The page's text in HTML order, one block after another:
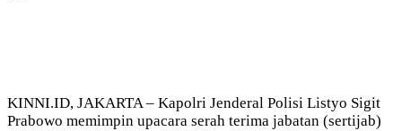
KINNI.ID, JAKARTA – Kapolri Jenderal Polisi Listyo Sigit
Prabowo memimpin upacara serah terima jabatan (sertijab)